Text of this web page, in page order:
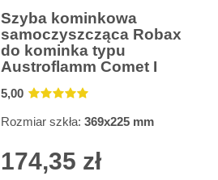
Szyba kominkowa
samoczyszcząca Robax
do kominka typu
Austroflamm Comet I
5,00
Rozmiar szkła: 369x225 mm
174,35 zł